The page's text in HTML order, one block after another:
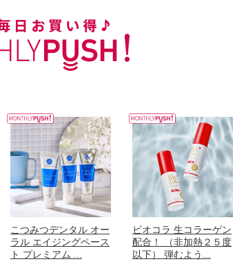
こつみつデンタル オー
ラル エイジングペース
ト プレミアム ...
ビオコラ 生コラーゲン
配合！ （非加熱２５度
以下） 弾むよう...